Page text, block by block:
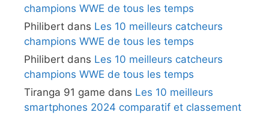
champions WWE de tous les temps
Philibert dans Les 10 meilleurs catcheurs
champions WWE de tous les temps
Philibert dans Les 10 meilleurs catcheurs
champions WWE de tous les temps
Tiranga 91 game dans Les 10 meilleurs
smartphones 2024 comparatif et classement